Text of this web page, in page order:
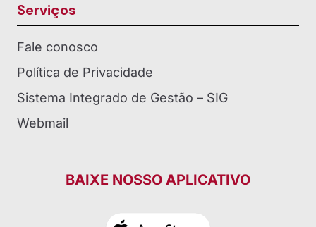
Serviços
Fale conosco
Política de Privacidade
Sistema Integrado de Gestão – SIG
Webmail
BAIXE NOSSO APLICATIVO